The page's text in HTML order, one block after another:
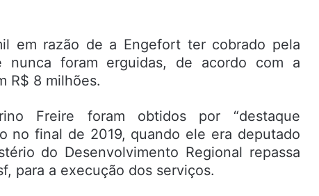
em razão de a Engefort ter cobrado pela
nunca foram erguidas, de acordo com a
R$ 8 milhões.
Freire foram obtidos por “destaque
no final de 2019, quando ele era deputado
do Desenvolvimento Regional repassa
para a execução dos serviços.